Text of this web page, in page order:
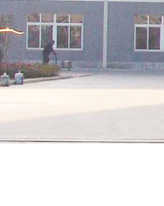
工作时间
周一至周日
2545819506